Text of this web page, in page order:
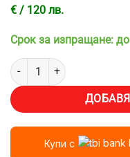
€ / 120 лв.
Срок за изпращане:
количество за
Купи с